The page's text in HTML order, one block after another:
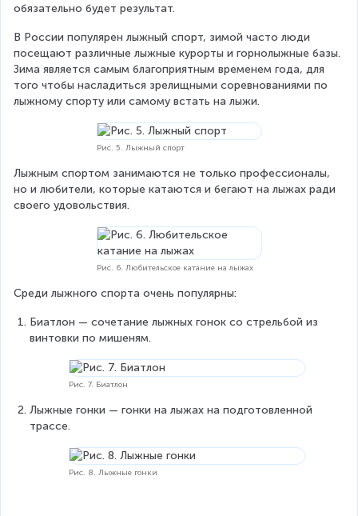
обязательно будет результат.
В России популярен лыжный спорт, зимой часто люди
посещают различные лыжные курорты и горнолыжные базы.
Зима является самым благоприятным временем года, для
того чтобы насладиться зрелищными соревнованиями по
лыжному спорту или самому встать на лыжи.
Рис. 5. Лыжный спорт
Лыжным спортом занимаются не только профессионалы,
но и любители, которые катаются и бегают на лыжах ради
своего удовольствия.
Рис. 6. Любительское катание на лыжах
Среди лыжного спорта очень популярны:
Биатлон — сочетание лыжных гонок со стрельбой из
винтовки по мишеням.
Рис. 7. Биатлон
Лыжные гонки — гонки на лыжах на подготовленной
трассе.
Рис. 8. Лыжные гонки